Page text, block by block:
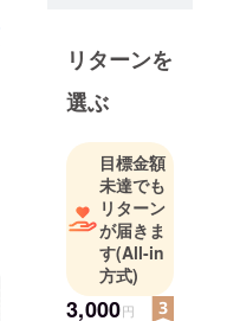
リターンを
選ぶ
目標金額
未達でも
リターン
が届きま
す(All-in
方式)
3,000円